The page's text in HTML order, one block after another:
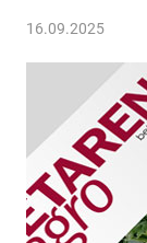
16.09.2025